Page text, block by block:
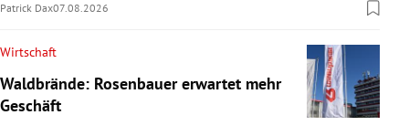
Patrick Dax07.08.2026
Wirtschaft
Waldbrände: Rosenbauer erwartet mehr
Geschäft